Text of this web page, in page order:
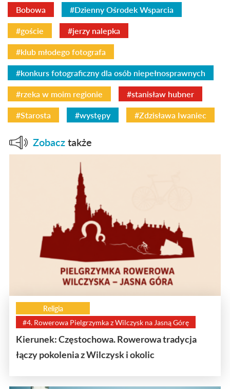
Bobowa #Dzienny Ośrodek Wsparcia
#goście #jerzy nalepka
#klub młodego fotografa
#konkurs fotograficzny dla osób niepełnosprawnych
#rzeka w moim regionie #stanisław hubner
#Starosta #występy #Zdzisława Iwaniec
Zobacz także
Religia
#4. Rowerowa Pielgrzymka z Wilczysk na Jasną Górę
Kierunek: Częstochowa. Rowerowa tradycja
łączy pokolenia z Wilczysk i okolic